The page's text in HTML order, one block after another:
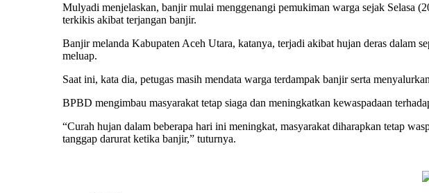
Mulyadi menjelaskan, banjir mulai menggenangi pemukiman warga sejak Selasa
terkikis akibat terjangan banjir.
Banjir melanda Kabupaten Aceh Utara, katanya, terjadi akibat hujan deras dalam
meluap.
Saat ini, kata dia, petugas masih mendata warga terdampak banjir serta
BPBD mengimbau masyarakat tetap siaga dan meningkatkan kewaspadaan
“Curah hujan dalam beberapa hari ini meningkat, masyarakat diharapkan tetap
tanggap darurat ketika banjir,” tuturnya.